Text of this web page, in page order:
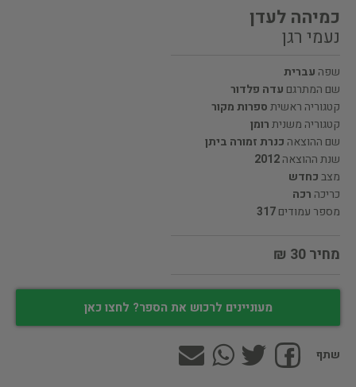
כמיהה לעדן
נעמי רגן
שפה עברית
שם המתרגם עדה פלדור
קטגוריה ראשיתספרות מקור
קטגוריה משניתרומן
שם ההוצאה כנרת זמורה ביתן
שנת ההוצאה2012
מצבכחדש
כריכה רכה
מספר עמודים317
מחיר 30 ₪
מעוניינים לרכוש את הספר? לחצו כאן
שתף